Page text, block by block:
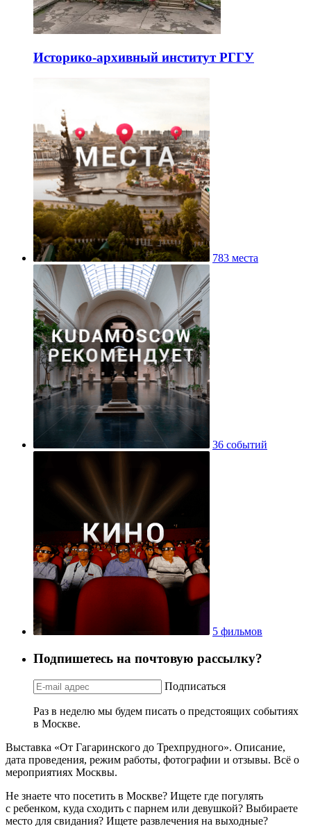
Историко-архивный институт РГГУ
783 места
36 событий
5 фильмов
Подпишетесь на почтовую рассылку?
Подписаться
Раз в неделю мы будем писать о предстоящих событиях
в Москве.
Выставка «От Гагаринского до Трехпрудного». Описание,
дата проведения, режим работы, фотографии и отзывы. Всё о
мероприятиях Москвы.
Не знаете что посетить в Москве? Ищете где погулять
с ребенком, куда сходить с парнем или девушкой? Выбираете
место для свидания? Ищете развлечения на выходные?